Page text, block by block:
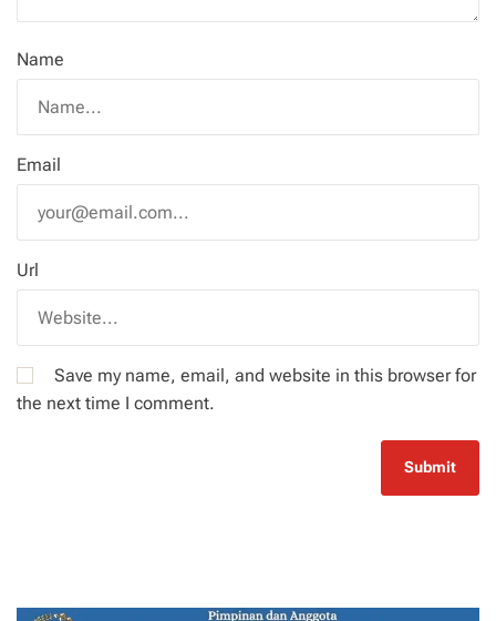
Name
Email
Url
Save my name, email, and website in this browser for
the next time I comment.